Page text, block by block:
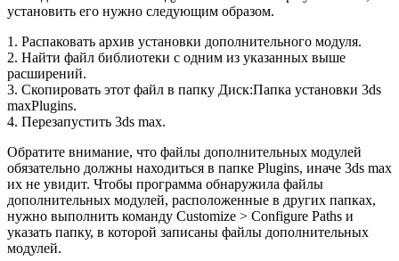
установить его нужно следующим образом.
1. Распаковать архив установки дополнительного модуля.
2. Найти файл библиотеки с одним из указанных выше
расширений.
3. Скопировать этот файл в папку Диск:Папка установки 3ds
maxPlugins.
4. Перезапустить 3ds max.
Обратите внимание, что файлы дополнительных модулей
обязательно должны находиться в папке Plugins, иначе 3ds max
их не увидит. Чтобы программа обнаружила файлы
дополнительных модулей, расположенные в других папках,
нужно выполнить команду Customize > Configure Paths и
указать папку, в которой записаны файлы дополнительных
модулей.